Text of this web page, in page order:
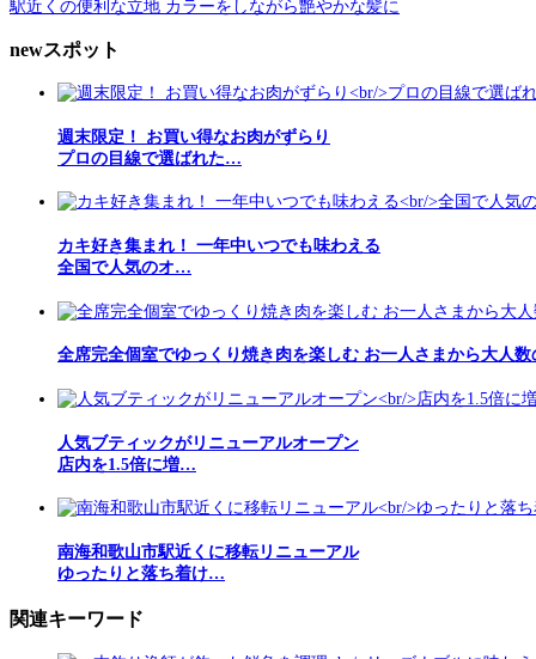
駅近くの便利な立地 カラーをしながら艶やかな髪に
newスポット
週末限定！ お買い得なお肉がずらり
プロの目線で選ばれた…
カキ好き集まれ！ 一年中いつでも味わえる
全国で人気のオ…
全席完全個室でゆっくり焼き肉を楽しむ お一人さまから大人
人気ブティックがリニューアルオープン
店内を1.5倍に増…
南海和歌山市駅近くに移転リニューアル
ゆったりと落ち着け…
関連キーワード